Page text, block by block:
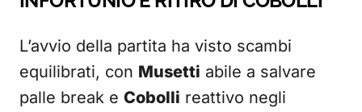
L’avvio della partita ha visto scambi
equilibrati, con Musetti abile a salvare
palle break e Cobolli reattivo negli